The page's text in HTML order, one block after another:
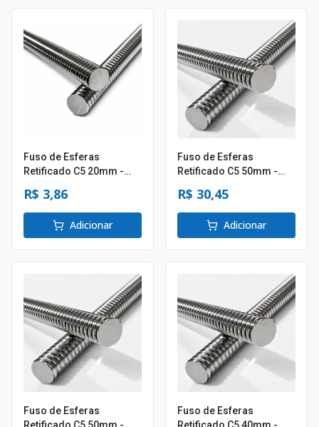
Fuso de Esferas
Retificado C5 20mm -
R$ 3,86
Adicionar
Fuso de Esferas
Retificado C5 50mm -
R$ 30,45
Adicionar
Fuso de Esferas
Fuso de Esferas